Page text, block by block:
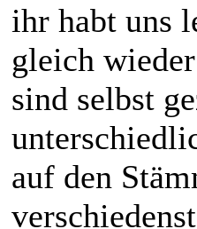
ihr habt uns
gleich
sind selbst
auf den